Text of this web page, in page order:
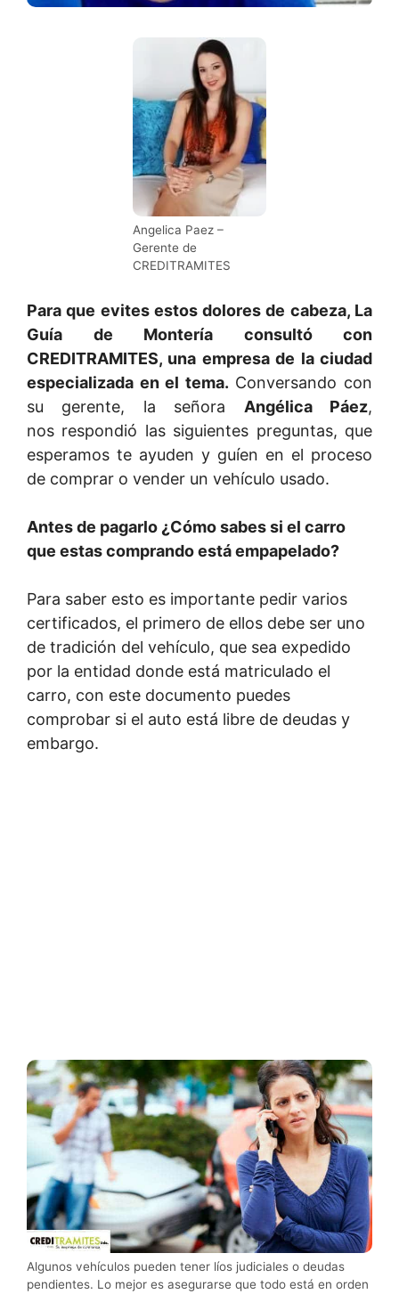
Angelica Paez –
Gerente de
CREDITRAMITES
Para que evites estos dolores de cabeza, La
Guía de Montería consultó con
CREDITRAMITES, una empresa de la ciudad
especializada en el tema. Conversando con
su gerente, la señora Angélica Páez,
nos respondió las siguientes preguntas, que
esperamos te ayuden y guíen en el proceso
de comprar o vender un vehículo usado.
Antes de pagarlo ¿Cómo sabes si el carro
que estas comprando está empapelado?
Para saber esto es importante pedir varios
certificados, el primero de ellos debe ser uno
de tradición del vehículo, que sea expedido
por la entidad donde está matriculado el
carro, con este documento puedes
comprobar si el auto está libre de deudas y
embargo.
Algunos vehículos pueden tener líos judiciales o deudas
pendientes. Lo mejor es asegurarse que todo está en orden